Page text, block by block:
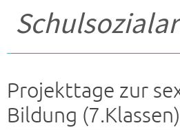
Projekttage zur
Bildung (7.Klassen)